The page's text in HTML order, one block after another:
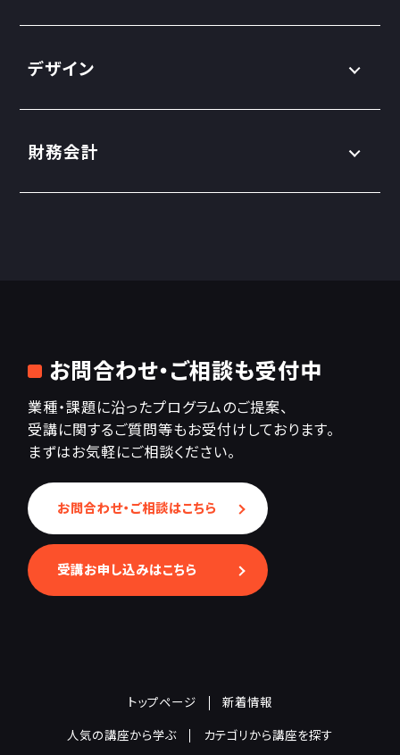
デザイン
財務会計
お問合わせ・ご相談も受付中
業種・課題に沿ったプログラムのご提案、
受講に関するご質問等もお受付けしております。
まずはお気軽にご相談ください。
お問合わせ・ご相談はこちら
受講お申し込みはこちら
トップページ 新着情報
人気の講座から学ぶ カテゴリから講座を探す